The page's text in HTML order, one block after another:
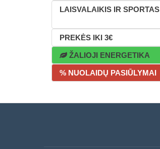
LAISVALAIKIS IR SPORTAS
PREKĖS IKI 3€
ŽALIOJI ENERGETIKA
% NUOLAIDŲ PASIŪLYMAI